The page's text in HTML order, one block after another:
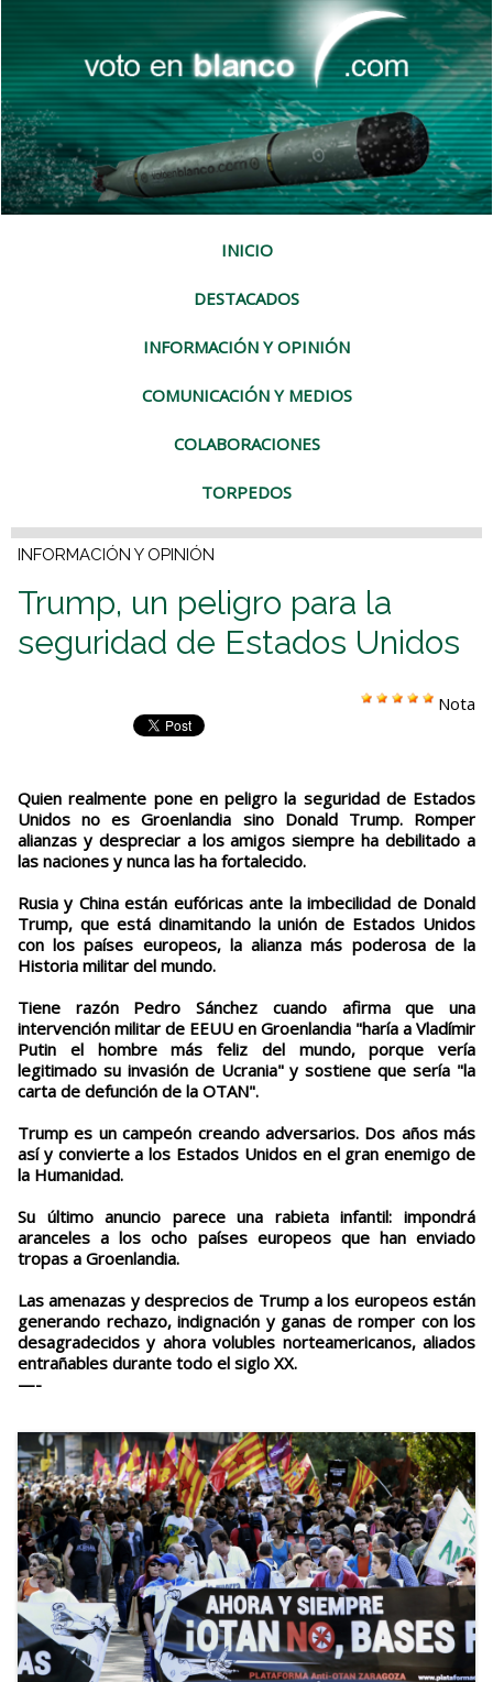
INICIO
DESTACADOS
INFORMACIÓN Y OPINIÓN
COMUNICACIÓN Y MEDIOS
COLABORACIONES
TORPEDOS
INFORMACIÓN Y OPINIÓN
Trump, un peligro para la
seguridad de Estados Unidos
Nota
Quien realmente pone en peligro la seguridad de Estados
Unidos no es Groenlandia sino Donald Trump. Romper
alianzas y despreciar a los amigos siempre ha debilitado a
las naciones y nunca las ha fortalecido.
Rusia y China están eufóricas ante la imbecilidad de Donald
Trump, que está dinamitando la unión de Estados Unidos
con los países europeos, la alianza más poderosa de la
Historia militar del mundo.
Tiene razón Pedro Sánchez cuando afirma que una
intervención militar de EEUU en Groenlandia "haría a Vladímir
Putin el hombre más feliz del mundo, porque vería
legitimado su invasión de Ucrania" y sostiene que sería "la
carta de defunción de la OTAN".
Trump es un campeón creando adversarios. Dos años más
así y convierte a los Estados Unidos en el gran enemigo de
la Humanidad.
Su último anuncio parece una rabieta infantil: impondrá
aranceles a los ocho países europeos que han enviado
tropas a Groenlandia.
Las amenazas y desprecios de Trump a los europeos están
generando rechazo, indignación y ganas de romper con los
desagradecidos y ahora volubles norteamericanos, aliados
entrañables durante todo el siglo XX.
—-